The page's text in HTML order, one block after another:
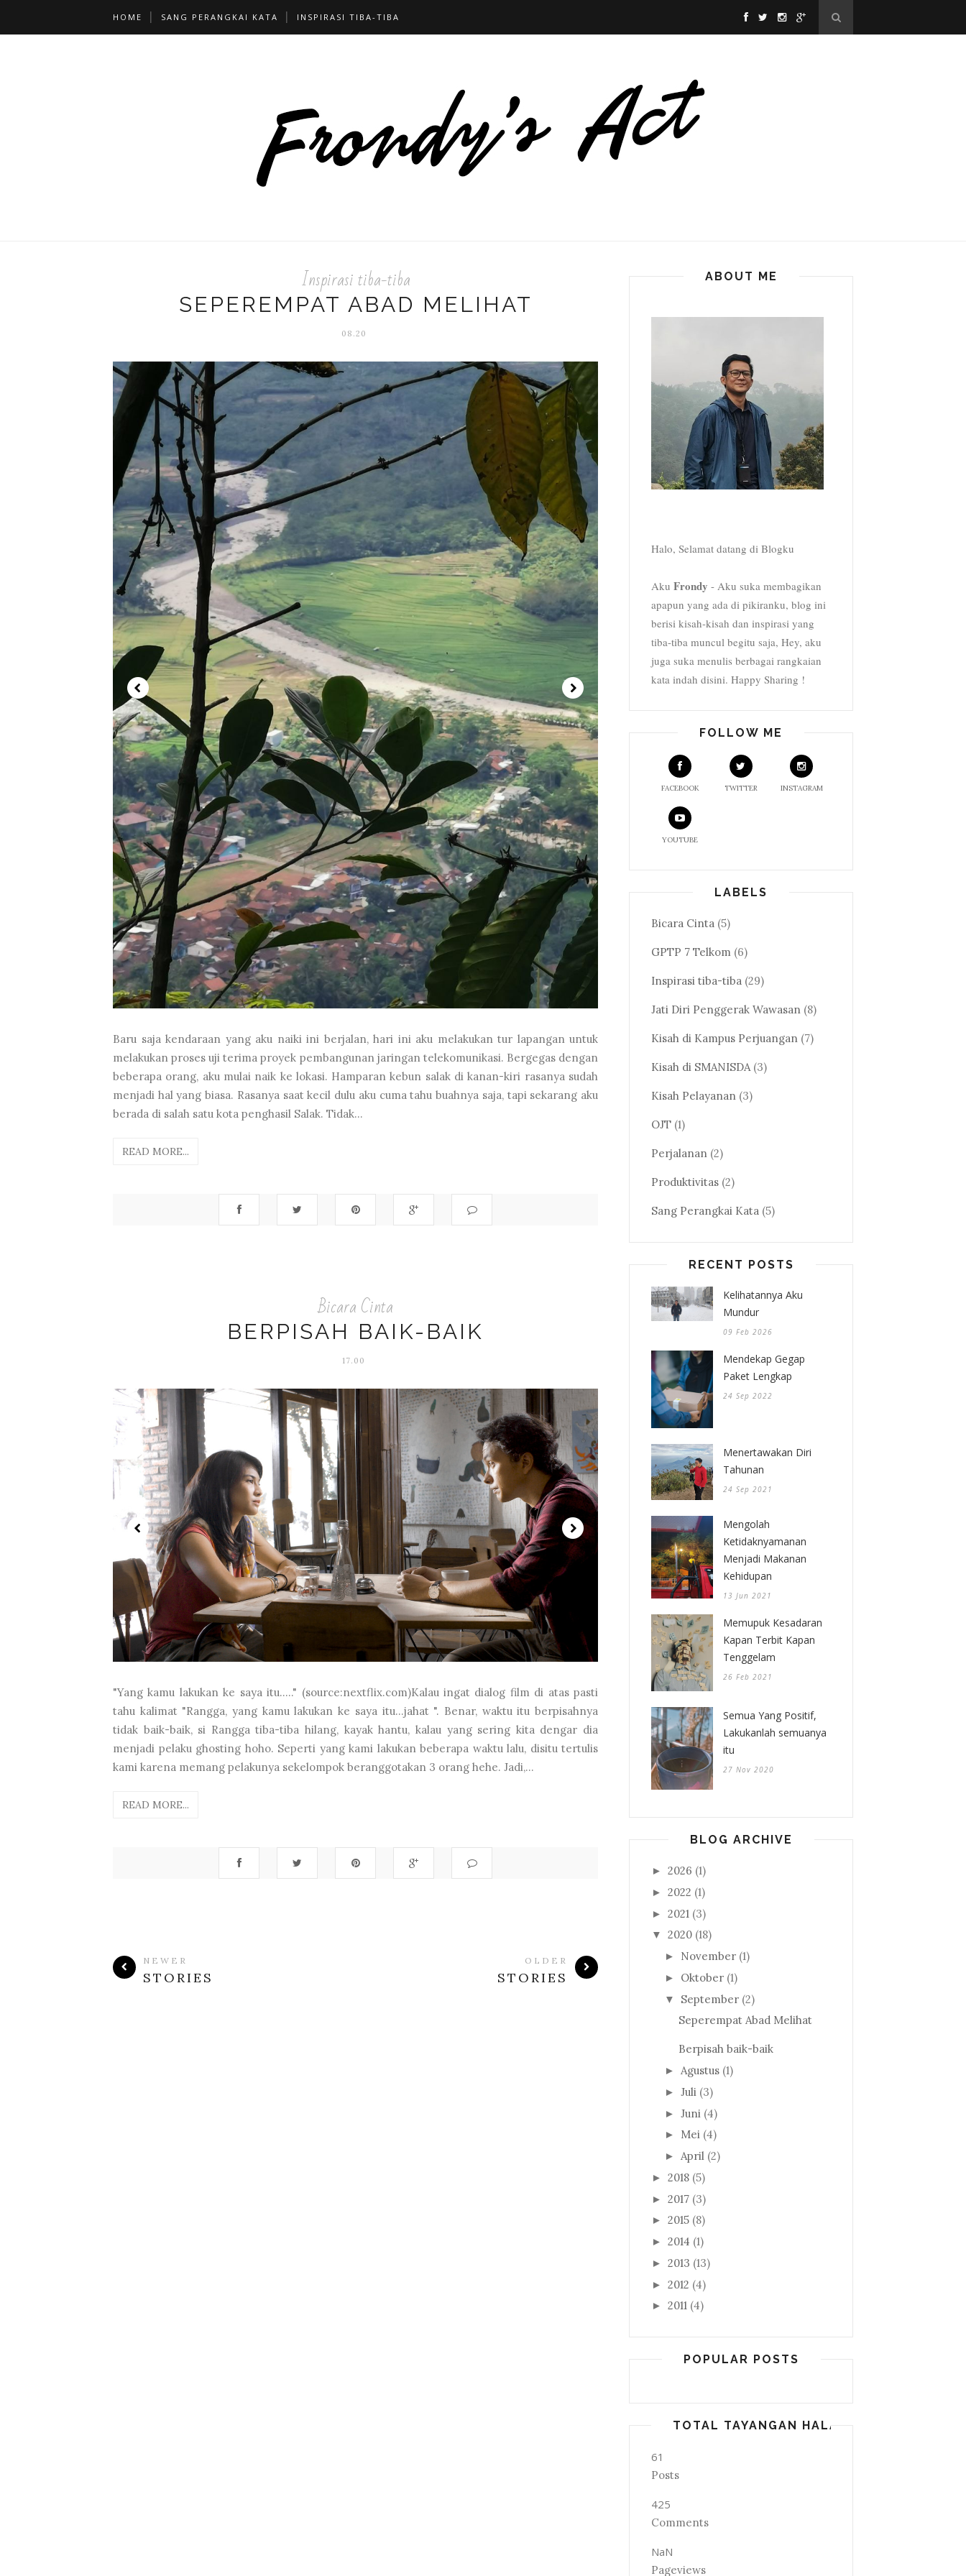
HOME SANG PERANGKAI KATA INSPIRASI TIBA-TIBA
Inspirasi tiba-tiba
SEPEREMPAT ABAD MELIHAT
08.20
Baru saja kendaraan yang aku naiki ini berjalan, hari ini aku melakukan tur lapangan untuk
melakukan proses uji terima proyek pembangunan jaringan telekomunikasi. Bergegas dengan
beberapa orang, aku mulai naik ke lokasi. Hamparan kebun salak di kanan-kiri rasanya sudah
menjadi hal yang biasa. Rasanya saat kecil dulu aku cuma tahu buahnya saja, tapi sekarang aku
berada di salah satu kota penghasil Salak. Tidak...
READ MORE...
Bicara Cinta
BERPISAH BAIK-BAIK
17.00
"Yang kamu lakukan ke saya itu....." (source:nextflix.com)Kalau ingat dialog film di atas pasti
tahu kalimat "Rangga, yang kamu lakukan ke saya itu...jahat ". Benar, waktu itu berpisahnya
tidak baik-baik, si Rangga tiba-tiba hilang, kayak hantu, kalau yang sering kita dengar dia
menjadi pelaku ghosting hoho. Seperti yang kami lakukan beberapa waktu lalu, disitu tertulis
kami karena memang pelakunya sekelompok beranggotakan 3 orang hehe. Jadi,...
READ MORE...
NEWER
STORIES
OLDER
STORIES
ABOUT ME
Halo, Selamat datang di Blogku
Aku Frondy - Aku suka membagikan
apapun yang ada di pikiranku, blog ini
berisi kisah-kisah dan inspirasi yang
tiba-tiba muncul begitu saja, Hey, aku
juga suka menulis berbagai rangkaian
kata indah disini. Happy Sharing !
FOLLOW ME
FACEBOOK TWITTER INSTAGRAM
YOUTUBE
LABELS
Bicara Cinta (5)
GPTP 7 Telkom (6)
Inspirasi tiba-tiba (29)
Jati Diri Penggerak Wawasan (8)
Kisah di Kampus Perjuangan (7)
Kisah di SMANISDA (3)
Kisah Pelayanan (3)
OJT (1)
Perjalanan (2)
Produktivitas (2)
Sang Perangkai Kata (5)
RECENT POSTS
Kelihatannya Aku
Mundur
09 Feb 2026
Mendekap Gegap
Paket Lengkap
24 Sep 2022
Menertawakan Diri
Tahunan
24 Sep 2021
Mengolah
Ketidaknyamanan
Menjadi Makanan
Kehidupan
13 Jun 2021
Memupuk Kesadaran
Kapan Terbit Kapan
Tenggelam
26 Feb 2021
Semua Yang Positif,
Lakukanlah semuanya
itu
27 Nov 2020
BLOG ARCHIVE
► 2026 (1)
► 2022 (1)
► 2021 (3)
▼ 2020 (18)
► November (1)
► Oktober (1)
▼ September (2)
Seperempat Abad Melihat
Berpisah baik-baik
► Agustus (1)
► Juli (3)
► Juni (4)
► Mei (4)
► April (2)
► 2018 (5)
► 2017 (3)
► 2015 (8)
► 2014 (1)
► 2013 (13)
► 2012 (4)
► 2011 (4)
POPULAR POSTS
TOTAL TAYANGAN HALAMAN
61
Posts
425
Comments
NaN
Pageviews